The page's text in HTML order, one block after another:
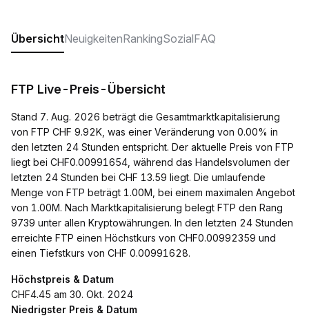
ÜbersichtNeuigkeitenRankingSozialFAQ
FTP Live-Preis-Übersicht
Stand 7. Aug. 2026 beträgt die Gesamtmarktkapitalisierung
von FTP CHF 9.92K, was einer Veränderung von 0.00% in
den letzten 24 Stunden entspricht. Der aktuelle Preis von FTP
liegt bei CHF0.00991654, während das Handelsvolumen der
letzten 24 Stunden bei CHF 13.59 liegt. Die umlaufende
Menge von FTP beträgt 1.00M, bei einem maximalen Angebot
von 1.00M. Nach Marktkapitalisierung belegt FTP den Rang
9739 unter allen Kryptowährungen. In den letzten 24 Stunden
erreichte FTP einen Höchstkurs von CHF0.00992359 und
einen Tiefstkurs von CHF 0.00991628.
Höchstpreis & Datum
CHF4.45 am 30. Okt. 2024
Niedrigster Preis & Datum